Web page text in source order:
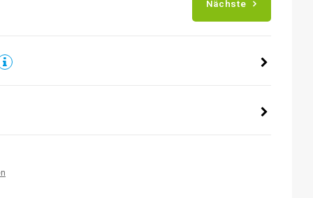
Nächste